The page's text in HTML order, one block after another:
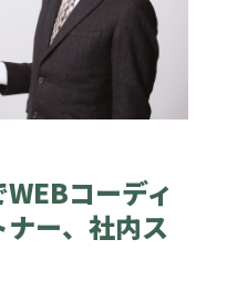
コーディ
ー、社内ス